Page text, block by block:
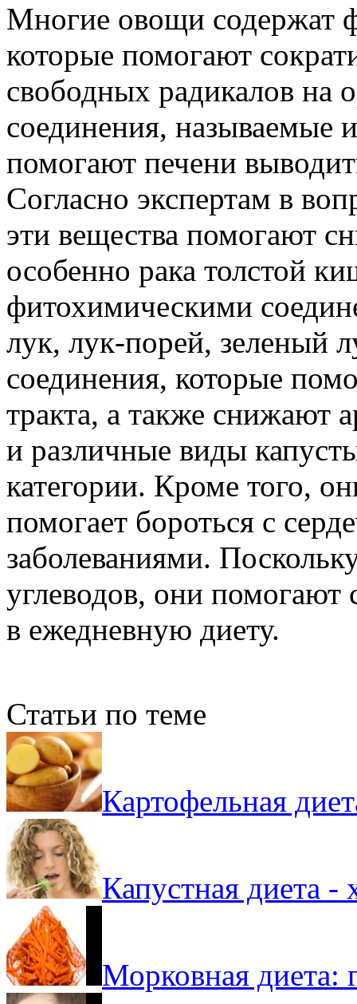
Многие овощи содержат
которые помогают
свободных радикалов на
соединения, называемые
помогают печени
Согласно экспертам в
эти вещества помогают
особенно рака толстой
фитохимическими
лук, лук-порей, зеленый
соединения, которые
тракта, а также снижают
и различные виды
категории. Кроме того,
помогает бороться с
заболеваниями.
углеводов, они помогают
в ежедневную диету.
Статьи по теме
Картофельная
Капустная диета -
Морковная диета: